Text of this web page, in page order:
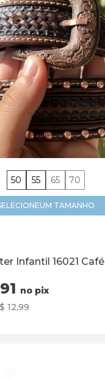
50 55 65 70
UM TAMANHO
Infantil 16021 Café
no pix
12,99